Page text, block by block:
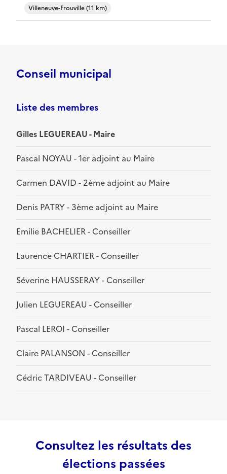
Villeneuve-Frouville (11 km)
Conseil municipal
Liste des membres
Gilles LEGUEREAU - Maire
Pascal NOYAU - 1er adjoint au Maire
Carmen DAVID - 2ème adjoint au Maire
Denis PATRY - 3ème adjoint au Maire
Emilie BACHELIER - Conseiller
Laurence CHARTIER - Conseiller
Séverine HAUSSERAY - Conseiller
Julien LEGUEREAU - Conseiller
Pascal LEROI - Conseiller
Claire PALANSON - Conseiller
Cédric TARDIVEAU - Conseiller
Consultez les résultats des
élections passées